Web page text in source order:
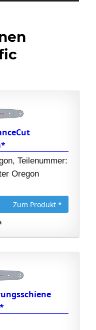
Teilenummer:
Oregon
Zum Produkt *